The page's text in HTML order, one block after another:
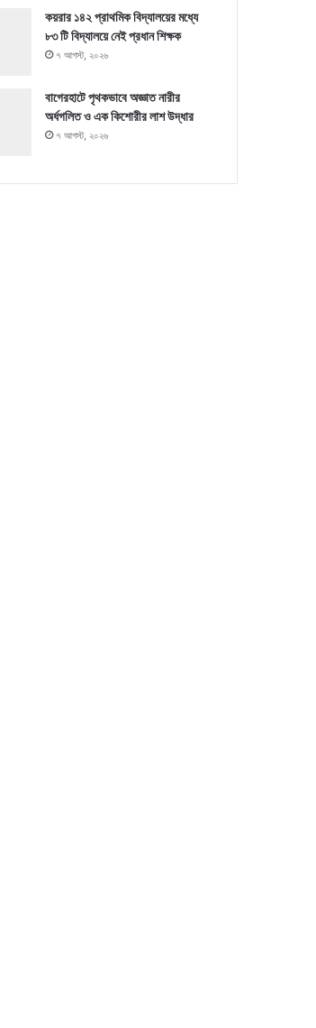
কয়রার ১৪২ প্রাথমিক বিদ্যালয়ের মধ্যে
৮৩ টি বিদ্যালয়ে নেই প্রধান শিক্ষক
৭ আগস্ট, ২০২৬
বাগেরহাটে পৃথকভাবে অজ্ঞাত নারীর
অর্ধগলিত ও এক কিশোরীর লাশ উদ্ধার
৭ আগস্ট, ২০২৬